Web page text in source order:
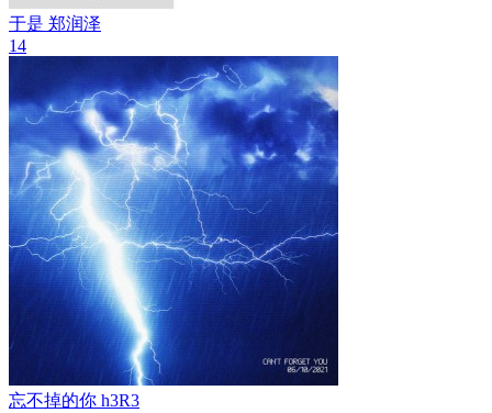
于是 郑润泽
14
忘不掉的你 h3R3